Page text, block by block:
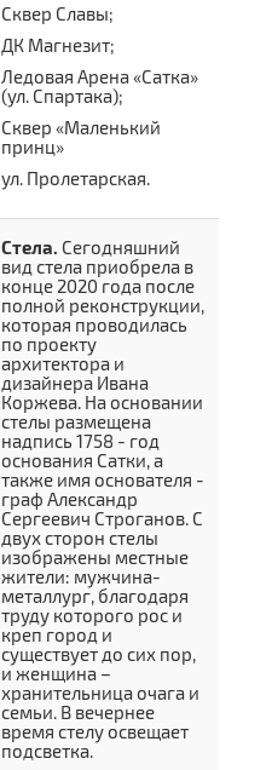
Сквер Славы;
ДК Магнезит;
Ледовая Арена «Сатка»
(ул. Спартака);
Сквер «Маленький
принц»
ул. Пролетарская.
Стела. Сегодняшний
вид стела приобрела в
конце 2020 года после
полной реконструкции,
которая проводилась
по проекту
архитектора и
дизайнера Ивана
Коржева. На основании
стелы размещена
надпись 1758 - год
основания Сатки, а
также имя основателя -
граф Александр
Сергеевич Строганов. С
двух сторон стелы
изображены местные
жители: мужчина-
металлург, благодаря
труду которого рос и
креп город и
существует до сих пор,
и женщина –
хранительница очага и
семьи. В вечернее
время стелу освещает
подсветка.